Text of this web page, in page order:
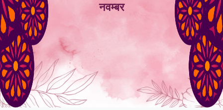
नवम्बर